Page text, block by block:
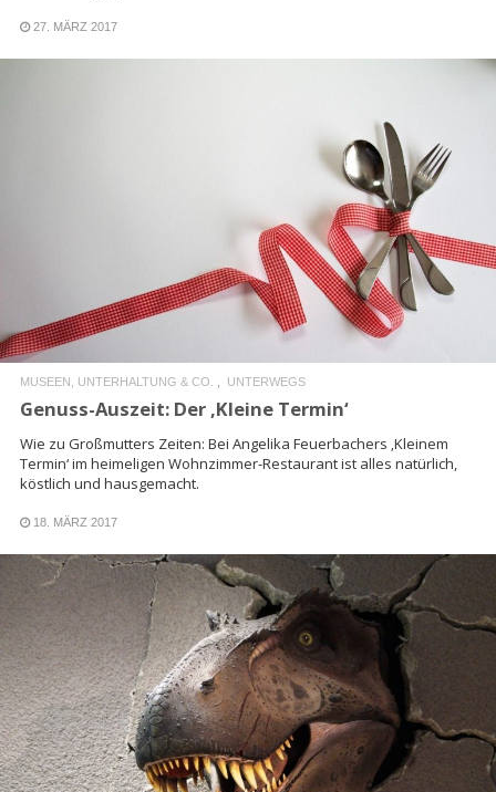
27. MÄRZ 2017
READ MORE
MUSEEN, UNTERHALTUNG & CO. UNTERWEGS
Genuss-Auszeit: Der ‚Kleine Termin‘
Wie zu Großmutters Zeiten: Bei Angelika Feuerbachers ‚Kleinem
Termin‘ im heimeligen Wohnzimmer-Restaurant ist alles natürlich,
köstlich und hausgemacht.
18. MÄRZ 2017
READ MORE